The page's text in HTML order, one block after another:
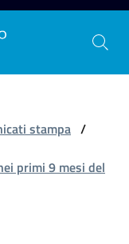
stampa /
primi 9 mesi del